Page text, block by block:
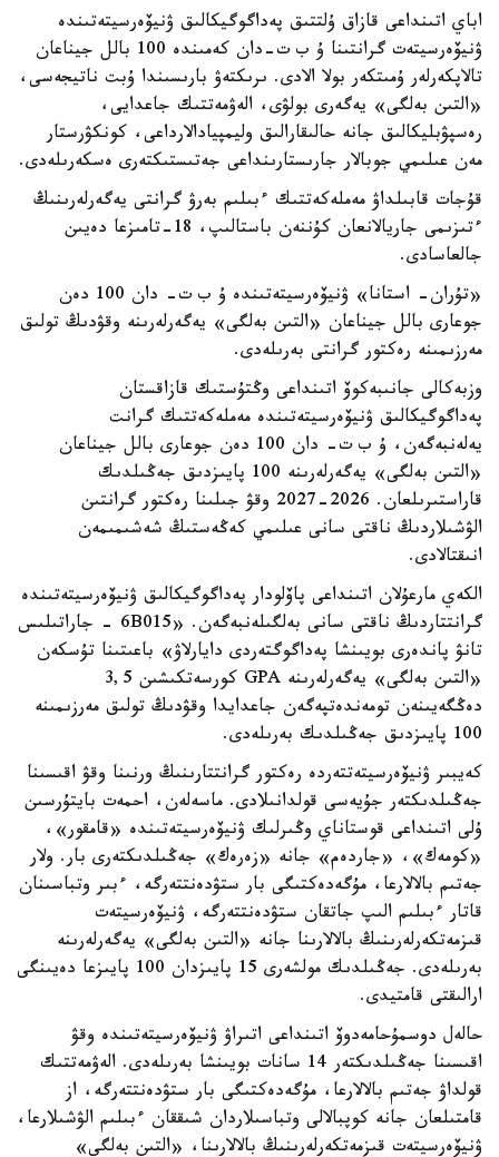
اباي اتىنداعى قازاق ۇلتتىق پەداگوگيكالىق ۋنيۆەرسيتەتىندە
ۋنيۆەرسيتەت گرانتىنا ۇ ب ت-دان كەمىندە 100 بالل جيناعان
تالاپكەرلەر ۇمىتكەر بولا الادى. ىرىكتەۋ بارىسىندا ۇبت ناتيجەسى،
«التىن بەلگى» يەگەرى بولۋى، الەۋمەتتىك جاعدايى،
رەسپۋبليكالىق جانە حالىقارالىق وليمپيادالارداعى، كونكۋرستار
مەن عىلىمي جوبالار جارىستارىنداعى جەتىستىكتەرى ەسكەرىلەدى.
قۇجات قابىلداۋ مەملەكەتتىك ءبىلىم بەرۋ گرانتى يەگەرلەرىنىڭ
ءتىزىمى جاريالانعان كۇننەن باستالىپ، 18-تامىزعا دەيىن
جالعاسادى.
«تۇران- استانا» ۋنيۆەرسيتەتىندە ۇ ب ت- دان 100 دەن
جوعارى بالل جيناعان «التىن بەلگى» يەگەرلەرىنە وقۋدىڭ تولىق
مەرزىمىنە رەكتور گرانتى بەرىلەدى.
وزبەكالى جانىبەكوۆ اتىنداعى وڭتۇستىك قازاقستان
پەداگوگيكالىق ۋنيۆەرسيتەتىندە مەملەكەتتىك گرانت
يەلەنبەگەن، ۇ ب ت- دان 100 دەن جوعارى بالل جيناعان
«التىن بەلگى» يەگەرلەرىنە 100 پايىزدىق جەڭىلدىك
قاراستىرىلعان. 2026-2027 وقۋ جىلىنا رەكتور گرانتىن
الۋشىلاردىڭ ناقتى سانى عىلىمي كەڭەستىڭ شەشىمىمەن
انىقتالادى.
الكەي مارعۇلان اتىنداعى پاۆلودار پەداگوگيكالىق ۋنيۆەرسيتەتىندە
گرانتتاردىڭ ناقتى سانى بەلگىلەنبەگەن. «6B015 - جاراتىلىس
تانۋ پاندەرى بويىنشا پەداگوگتەردى دايارلاۋ» باعىتىنا تۇسكەن
«التىن بەلگى» يەگەرلەرىنە GPA كورسەتكىشىن 3,5
دەڭگەيىنەن تومەندەتپەگەن جاعدايدا وقۋدىڭ تولىق مەرزىمىنە
100 پايىزدىق جەڭىلدىك بەرىلەدى.
كەيبىر ۋنيۆەرسيتەتتەردە رەكتور گرانتتارىنىڭ ورنىنا وقۋ اقىسىنا
جەڭىلدىكتەر جۇيەسى قولدانىلادى. ماسەلەن، احمەت بايتۇرسىن
ۇلى اتىنداعى قوستاناي وڭىرلىك ۋنيۆەرسيتەتىندە «قامقور»،
«كومەك»، «جاردەم» جانە «زەرەك» جەڭىلدىكتەرى بار. ولار
جەتىم بالالارعا، مۇگەدەكتىگى بار ستۋدەنتتەرگە، ءبىر وتباسىنان
قاتار ءبىلىم الىپ جاتقان ستۋدەنتتەرگە، ۋنيۆەرسيتەت
قىزمەتكەرلەرىنىڭ بالالارىنا جانە «التىن بەلگى» يەگەرلەرىنە
بەرىلەدى. جەڭىلدىك مولشەرى 15 پايىزدان 100 پايىزعا دەيىنگى
ارالىقتى قامتيدى.
حالەل دوسمۇحامەدوۆ اتىنداعى اتىراۋ ۋنيۆەرسيتەتىندە وقۋ
اقىسىنا جەڭىلدىكتەر 14 سانات بويىنشا بەرىلەدى. الەۋمەتتىك
قولداۋ جەتىم بالالارعا، مۇگەدەكتىگى بار ستۋدەنتتەرگە، از
قامتىلعان جانە كوپبالالى وتباسىلاردان شىققان ءبىلىم الۋشىلارعا،
ۋنيۆەرسيتەت قىزمەتكەرلەرىنىڭ بالالارىنا، «التىن بەلگى»